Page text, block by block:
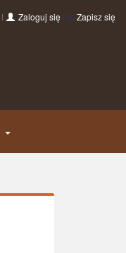
Zaloguj się lub Zapisz się